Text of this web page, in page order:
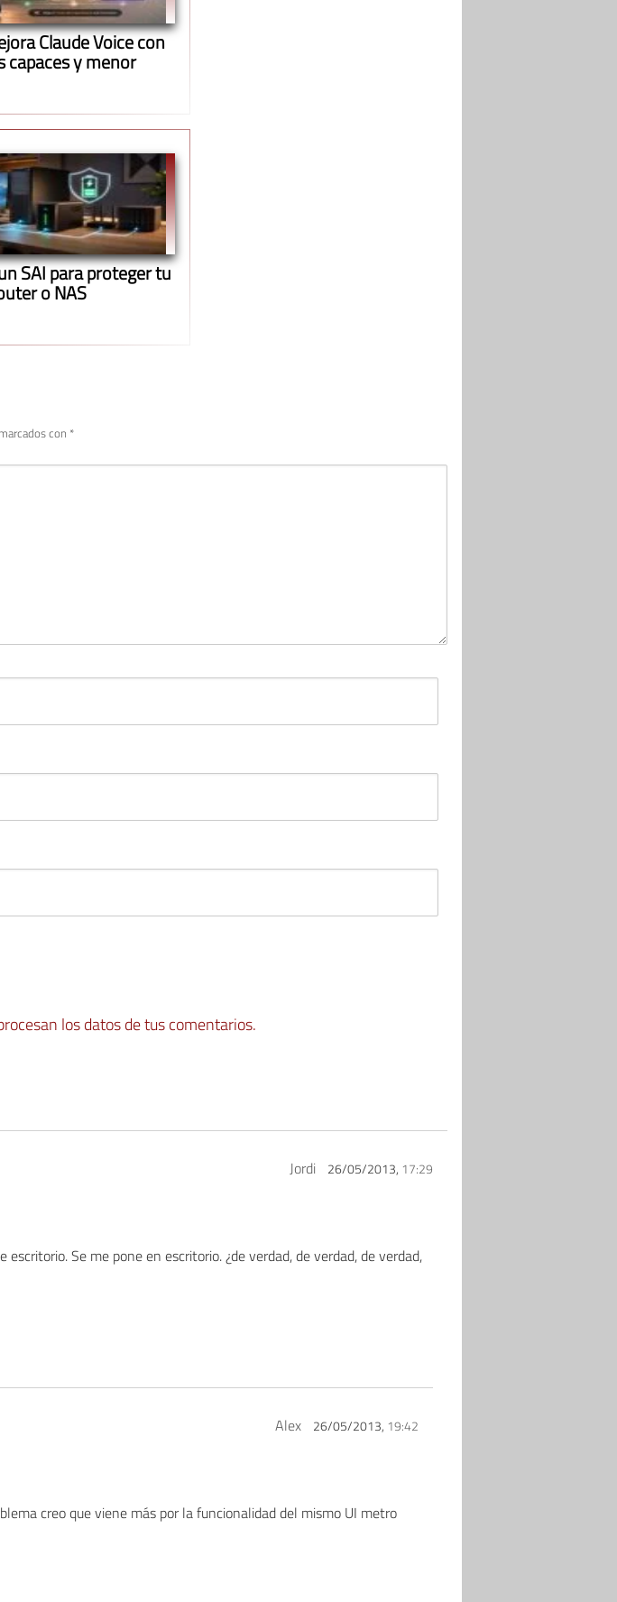
Claude Voice con
capaces y menor
SAI para proteger tu
o NAS
con *
los datos de tus comentarios.
Jordi 26/05/2013, 17:29
Se me pone en escritorio. ¿de verdad, de verdad, de verdad,
Alex 26/05/2013, 19:42
creo que viene más por la funcionalidad del mismo UI metro